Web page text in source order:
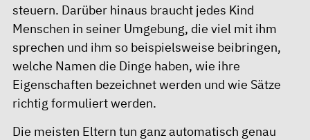
steuern. Darüber hinaus braucht jedes Kind
Menschen in seiner Umgebung, die viel mit ihm
sprechen und ihm so beispielsweise beibringen,
welche Namen die Dinge haben, wie ihre
Eigenschaften bezeichnet werden und wie Sätze
richtig formuliert werden.
Die meisten Eltern tun ganz automatisch genau